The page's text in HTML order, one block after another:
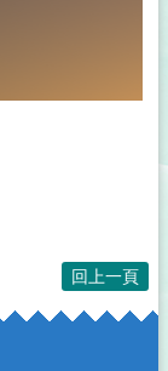
回上一頁